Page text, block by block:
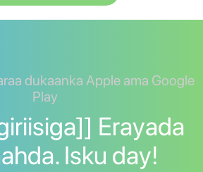
dukaanka Apple ama Google
Play
Erayada
Isku day!